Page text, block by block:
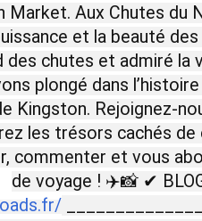
Market. Aux Chutes du
et la beauté
des chutes et admiré la
plongé dans
Kingston. Rejoignez-
les trésors cachés de
commenter et vous
de voyage ! ✈️📸 ✔